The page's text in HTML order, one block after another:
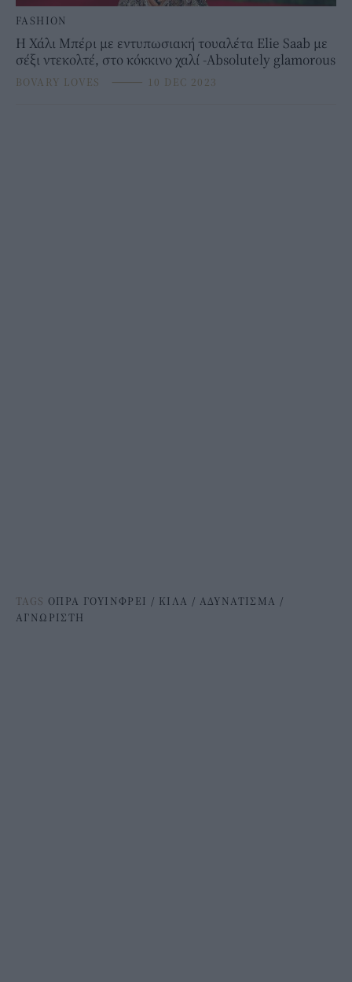
FASHION
Η Χάλι Μπέρι με εντυπωσιακή τουαλέτα Elie Saab με
σέξι ντεκολτέ, στο κόκκινο χαλί -Absolutely glamorous
BOVARY LOVES ⸻ 10 DEC 2023
TAGS ΟΠΡΑ ΓΟΥΙΝΦΡΕΙ / ΚΙΛΑ / ΑΔΥΝΑΤΙΣΜΑ /
ΑΓΝΩΡΙΣΤΗ